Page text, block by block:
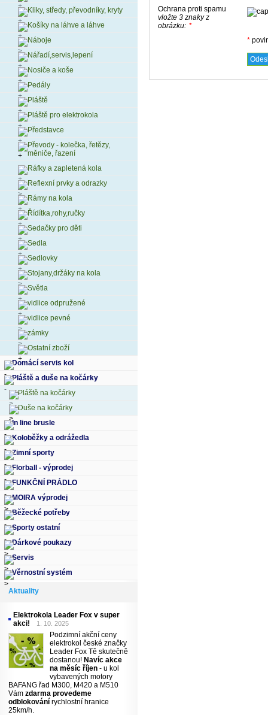
Ochrana proti spamu
vložte 3 znaky z
obrázku: *
*
Kliky, středy, převodníky, kryty
Košíky na láhve a láhve
Náboje
Nářadí,servis,lepení
Nosiče a koše
Pedály
Pláště
Pláště pro elektrokola
Představce
Převody - kolečka, řetězy,
měniče, řazení
Ráfky a zapletená kola
Reflexní prvky a odrazky
Rámy na kola
Řídítka,rohy,ručky
Sedačky pro děti
Sedla
Sedlovky
Stojany,držáky na kola
Světla
vidlice odpružené
vidlice pevné
zámky
Ostatní zboží
Domácí servis kol
Pláště a duše na kočárky
Pláště na kočárky
Duše na kočárky
In line brusle
Koloběžky a odrážedla
Zimní sporty
Florball - výprodej
FUNKČNÍ PRÁDLO
MOIRA výprodej
Běžecké potřeby
Sporty ostatní
Dárkové poukazy
Servis
Věrnostní systém
Aktuality
Elektrokola Leader Fox v super
akci!
1. 10. 2025
Podzimní akční ceny
elektrokol české značky
Leader Fox Tě skutečně
dostanou! Navíc akce
na měsíc říjen - u kol
vybavených motory
BAFANG řad M300, M420 a M510
Vám zdarma provedeme
odblokování rychlostní hranice
25km/h.